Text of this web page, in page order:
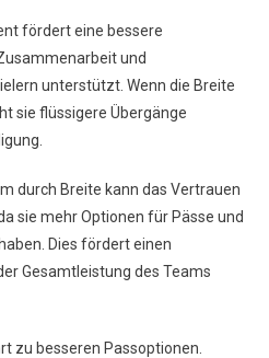
fördert eine bessere
und
unterstützt. Wenn die Breite
sie flüssigere Übergänge
durch Breite kann das Vertrauen
sie mehr Optionen für Pässe und
Dies fördert einen
Gesamtleistung des Teams
zu besseren Passoptionen.